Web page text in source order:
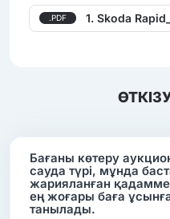
.PDF 1. Skoda
Бағаны көтеру
сауда түрі, мұнда
жарияланған
ең жоғары баға
танылады.